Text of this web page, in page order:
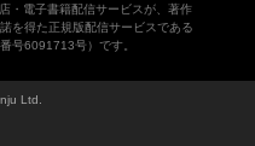
・電子書籍配信サービスが、著作
を得た正規版配信サービスである
号6091713号）です。
Ltd.